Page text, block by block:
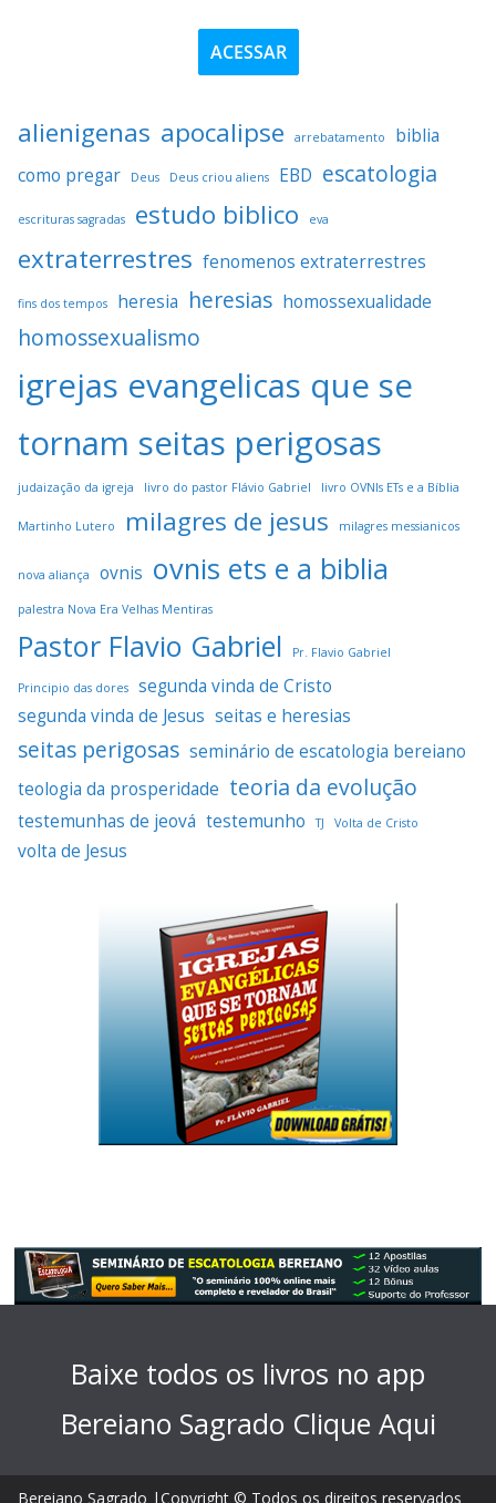
ACESSAR
alienigenas apocalipse arrebatamento
biblia
como pregar
Deus Deus criou aliens EBD escatologia
escrituras sagradas estudo biblico eva
extraterrestres fenomenos extraterrestres
fins dos tempos heresia heresias homossexualidade
homossexualismo
igrejas evangelicas que se
tornam seitas perigosas
judaização da igreja livro do pastor Flávio Gabriel livro OVNIs ETs e a Bíblia
Martinho Lutero milagres de jesus milagres messianicos
nova aliança ovnis ovnis ets e a biblia
palestra Nova Era Velhas Mentiras
Pastor Flavio Gabriel Pr. Flavio Gabriel
Principio das dores
segunda vinda de Cristo
segunda vinda de Jesus seitas e heresias
seitas perigosas seminário de escatologia bereiano
teologia da prosperidade teoria da evolução
testemunhas de jeová testemunho TJ Volta de Cristo
volta de Jesus
Baixe todos os livros no app
Bereiano Sagrado Clique Aqui
Bereiano Sagrado |Copyright © Todos os direitos reservados